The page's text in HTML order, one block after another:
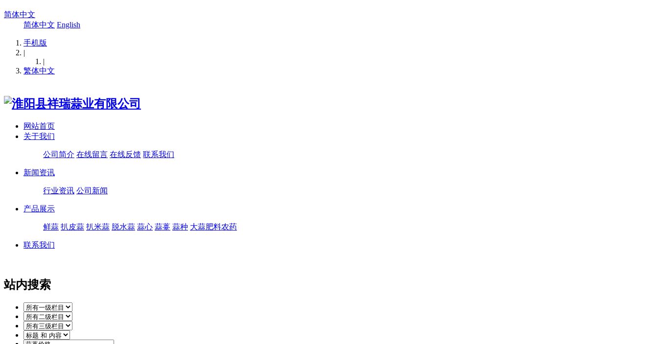
简体中文
简体中文 English
手机版
|
|
繁体中文
网站首页
关于我们
公司简介 在线留言 在线反馈 联系我们
新闻资讯
行业资讯 公司新闻
产品展示
鲜蒜 扒皮蒜 扒米蒜 脱水蒜 蒜心 蒜薹 蒜种 大蒜肥料农药
联系我们
站内搜索